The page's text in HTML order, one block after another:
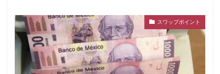
スワップポイント